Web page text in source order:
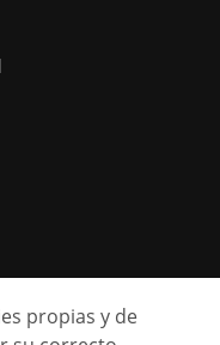
propias y de